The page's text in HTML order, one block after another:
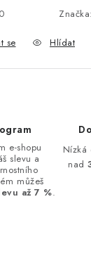
Značka:
se Hlídat
e-shopu
slevu a
můžeš
až 7 %.
Nízká
nad